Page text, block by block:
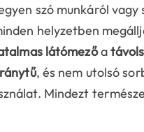
szó munkáról vagy
helyzetben
látómezőa
, és nem utolsó
Mindezt